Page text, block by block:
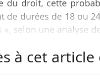
du droit, cette
durées de 18 ou
selon une analyse
à cet